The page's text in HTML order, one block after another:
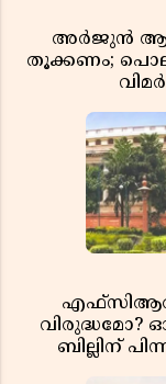
അർജുൻ
തൂക്കണം;
വിരുദ്ധമോ?
ബില്ലിന്